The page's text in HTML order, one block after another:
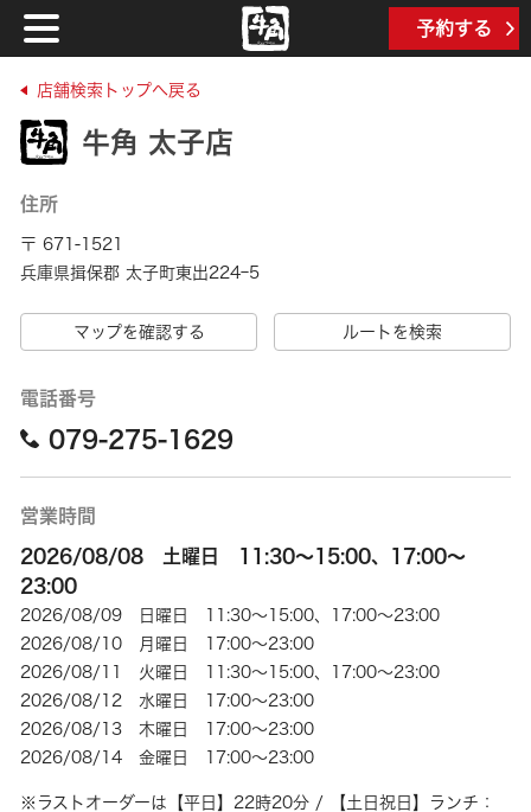
予約する
店舗検索トップへ戻る
牛角 太子店
住所
〒 671-1521
兵庫県揖保郡 太子町東出224ｰ5
マップを確認する ルートを検索
電話番号
079-275-1629
営業時間
2026/08/08 土曜日 11:30～15:00、17:00～
23:00
2026/08/09 日曜日 11:30～15:00、17:00～23:00
2026/08/10 月曜日 17:00～23:00
2026/08/11 火曜日 11:30～15:00、17:00～23:00
2026/08/12 水曜日 17:00～23:00
2026/08/13 木曜日 17:00～23:00
2026/08/14 金曜日 17:00～23:00
※ラストオーダーは【平日】22時20分 / 【土日祝日】ランチ：